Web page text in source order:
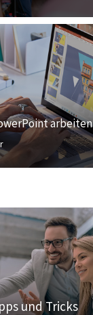
arbeiten
und Tricks